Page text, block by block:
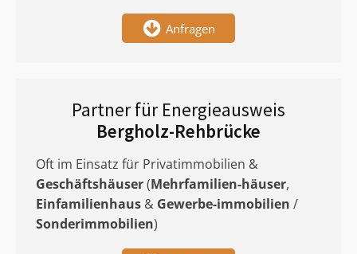
Anfragen
Partner für Energieausweis
Bergholz-Rehbrücke
Oft im Einsatz für Privatimmobilien &
Geschäftshäuser(Mehrfamilien-häuser,
Einfamilienhaus & Gewerbe-immobilien /
Sonderimmobilien)